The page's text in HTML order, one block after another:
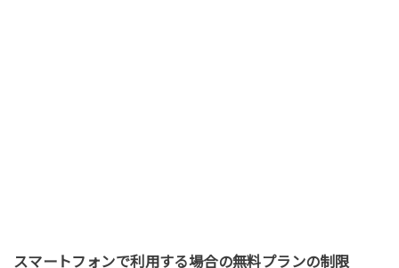
スマートフォンで利用する場合の無料プランの制限